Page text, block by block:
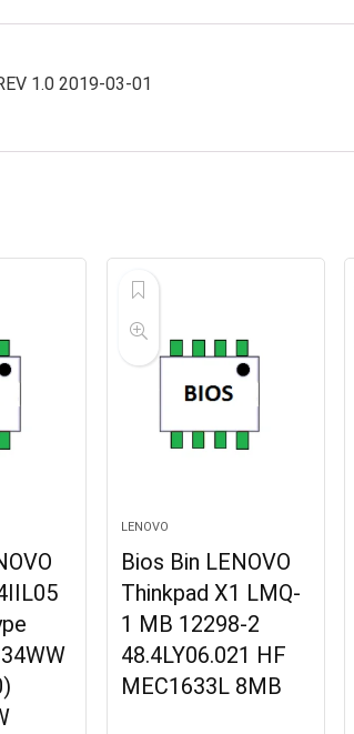
1.0 2019-03-01
LENOVO
Bios Bin LENOVO
Thinkpad X1 LMQ-
1 MB 12298-2
48.4LY06.021 HF
MEC1633L 8MB